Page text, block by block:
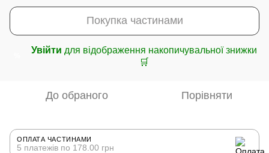
Покупка частинами
Увійти для відображення накопичувальної знижки
🛒
До обраного Порівняти
ОПЛАТА ЧАСТИНАМИ
5 платежів по 178.00 грн